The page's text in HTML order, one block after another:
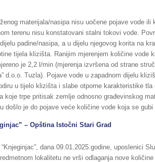
materijala/nasipa nisu uočene pojave vode
terenu nisu konstatovani stalni tokovi vode.
padine/nasipa, a u dijelu njegovog korita na
tijela klizišta. Ranijim mjerenjem količine vode
je 2,2 l/min (mjerenja izvršena od strane
d.o.o. Tuzla). Pojave vode u zapadnom dijelu
u tijelo klizišta i slabe otporne karakteristike
koje trpe pritisak zemlje odnosno građevinskog
došlo je do pojave veće količine vode koja se
– Opština Istočni Stari Grad
dana 09.01.2025.godine, uposlenici
lokalitetu ne vrši odlaganja nove